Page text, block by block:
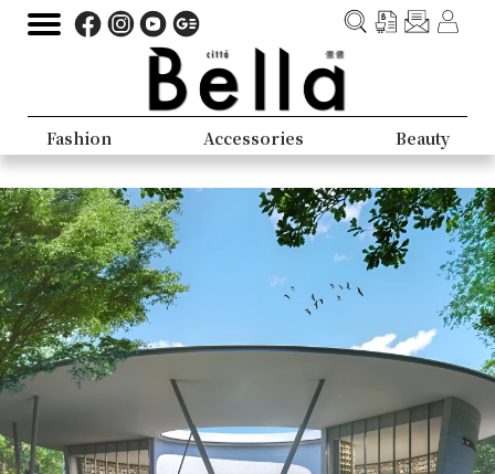
Fashion Accessories Beauty